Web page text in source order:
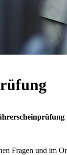
Fragen und im